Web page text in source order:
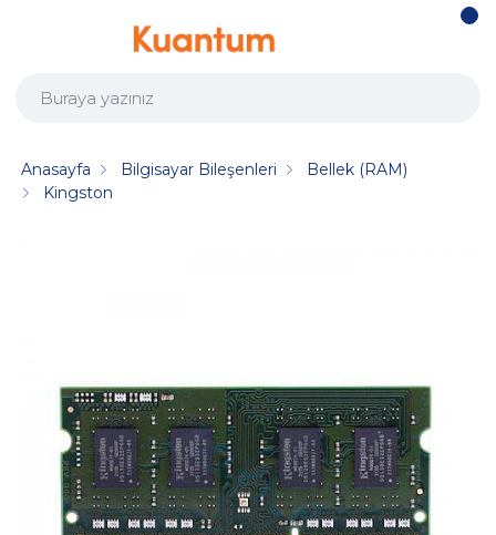
Anasayfa Bilgisayar Bileşenleri
Bellek (RAM)
Kingston